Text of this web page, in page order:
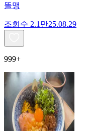
똘맹
조회수 2.1만25.08.29
999+